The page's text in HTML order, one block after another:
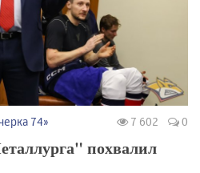
74» 7 602 0
похвалил